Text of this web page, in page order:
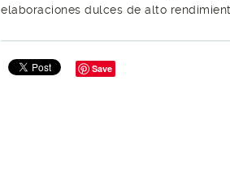
elaboraciones dulces de alto
Save